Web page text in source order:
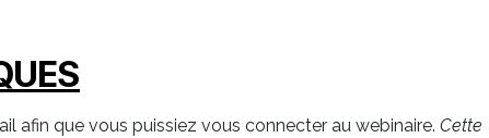
afin que vous puissiez vous connecter au webinaire. Cette